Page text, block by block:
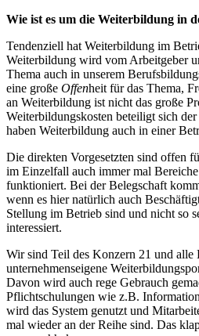
Wie ist es um die Weiterbildung in
Tendenziell hat Weiterbildung im
Weiterbildung wird vom Arbeitgeber
Thema auch in unserem
eine große Offenheit für das Thema,
an Weiterbildung ist nicht das große
Weiterbildungskosten beteiligt sich
haben Weiterbildung auch in einer
Die direkten Vorgesetzten sind offen
im Einzelfall auch immer mal
funktioniert. Bei der Belegschaft
wenn es hier natürlich auch
Stellung im Betrieb sind und nicht so
interessiert.
Wir sind Teil des Konzern 21 und alle
unternehmenseigene
Davon wird auch rege Gebrauch
Pflichtschulungen wie z.B.
wird das System genutzt und
mal wieder an der Reihe sind. Das